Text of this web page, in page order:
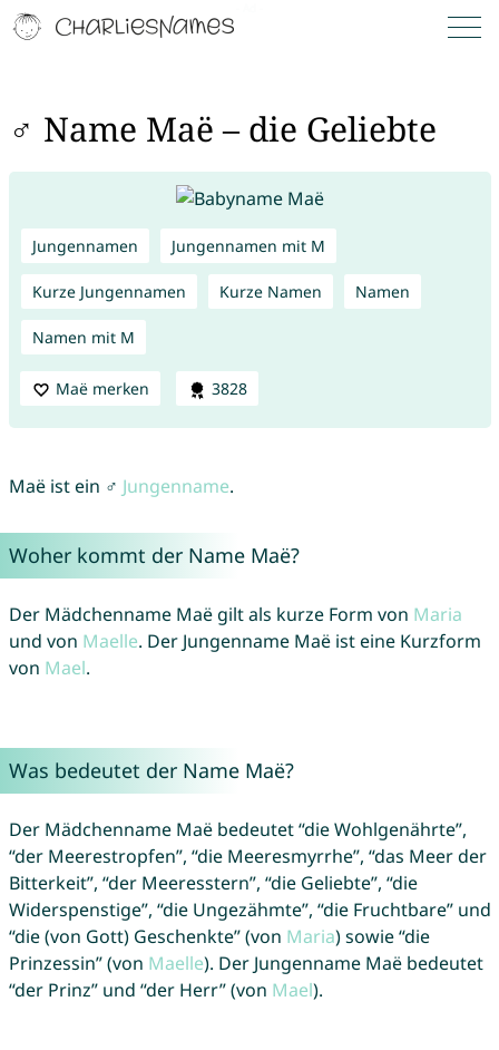
♂ Name Maë – die Geliebte
Jungennamen Jungennamen mit M
Kurze Jungennamen Kurze Namen Namen
Namen mit M
Maë merken 3828
Maë ist ein ♂ Jungenname.
Woher kommt der Name Maë?
Der Mädchenname Maë gilt als kurze Form von Maria
und von Maelle. Der Jungenname Maë ist eine Kurzform
von Mael.
Was bedeutet der Name Maë?
Der Mädchenname Maë bedeutet “die Wohlgenährte”,
“der Meerestropfen”, “die Meeresmyrrhe”, “das Meer der
Bitterkeit”, “der Meeresstern”, “die Geliebte”, “die
Widerspenstige”, “die Ungezähmte”, “die Fruchtbare” und
“die (von Gott) Geschenkte” (von Maria) sowie “die
Prinzessin” (von Maelle). Der Jungenname Maë bedeutet
“der Prinz” und “der Herr” (von Mael).